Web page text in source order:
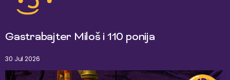
Gastrabajter Miloš i 110 ponija
30 Jul 2026